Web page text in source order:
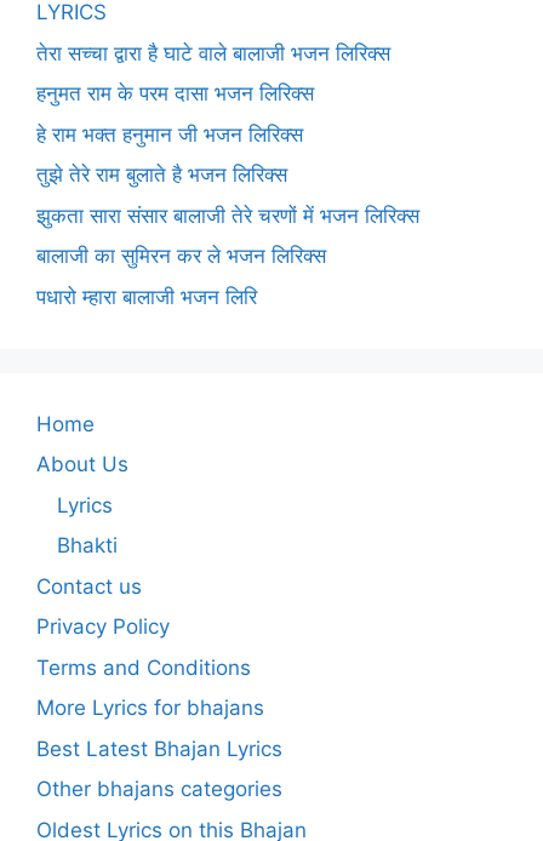
LYRICS
तेरा सच्चा द्वारा है घाटे वाले बालाजी भजन लिरिक्स
हनुमत राम के परम दासा भजन लिरिक्स
हे राम भक्त हनुमान जी भजन लिरिक्स
तुझे तेरे राम बुलाते है भजन लिरिक्स
झुकता सारा संसार बालाजी तेरे चरणों में भजन लिरिक्स
बालाजी का सुमिरन कर ले भजन लिरिक्स
पधारो म्हारा बालाजी भजन लिरि
Home
About Us
Lyrics
Bhakti
Contact us
Privacy Policy
Terms and Conditions
More Lyrics for bhajans
Best Latest Bhajan Lyrics
Other bhajans categories
Oldest Lyrics on this Bhajan